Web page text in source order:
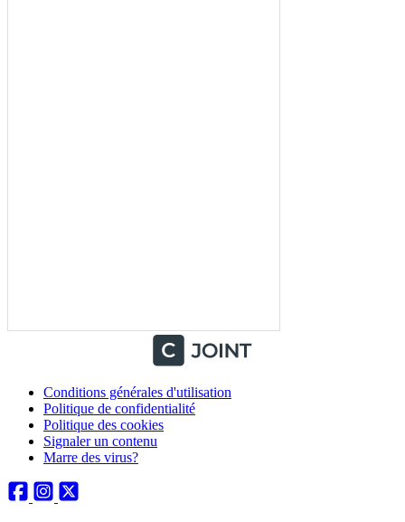
Conditions générales d'utilisation
Politique de confidentialité
Politique des cookies
Signaler un contenu
Marre des virus?